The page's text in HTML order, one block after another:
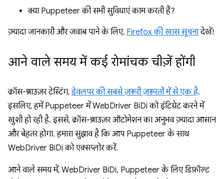
क्या Puppeteer की सभी सुविधाएं काम करती हैं?
ज़्यादा जानकारी और जवाब पाने के लिए, Firefox की खास सूचनादेखें!
आने वाले समय में कई रोमांचक चीज़ें होंगी
क्रॉस-ब्राउज़र टेस्टिंग,डेवलपर की सबसे ज़रूरी ज़रूरतों में से एक है.
इसलिए, हमें Puppeteer में WebDriver BiDi को इंटिग्रेट करने में
खुशी हो रही है. इससे, क्रॉस-ब्राउज़र ऑटोमेशन का अनुभव ज़्यादा आसान
और बेहतर होगा. हमारा सुझाव है कि आप Puppeteer के साथ
WebDriver BiDi को एक्सप्लोर करें.
आने वाले समय में, WebDriver BiDi, Puppeteer के लिए डिफ़ॉल्ट